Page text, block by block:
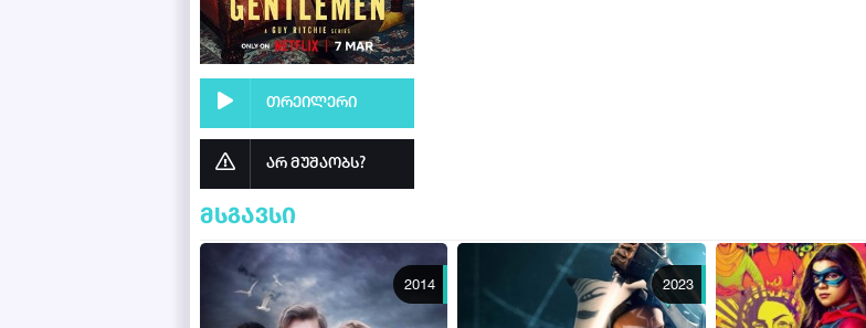
თრეილერი
არ მუშაობს?
მსგავსი
2014 2023